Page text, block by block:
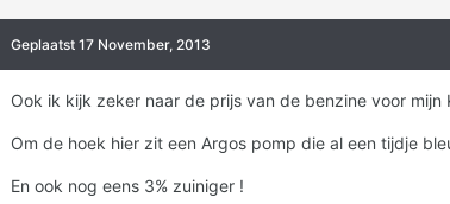
Geplaatst 17 November, 2013
Ook ik kijk zeker naar de prijs van de benzine voor mijn
Om de hoek hier zit een Argos pomp die al een tijdje
En ook nog eens 3% zuiniger !